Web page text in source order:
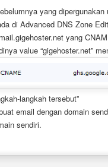
yang
di Advanced DNS Zone
yang
value “gigehoster.net”
langkah tersebut”
email dengan domain
sendiri.